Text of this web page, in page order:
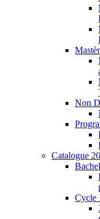
Non
Catalogue
Cycle